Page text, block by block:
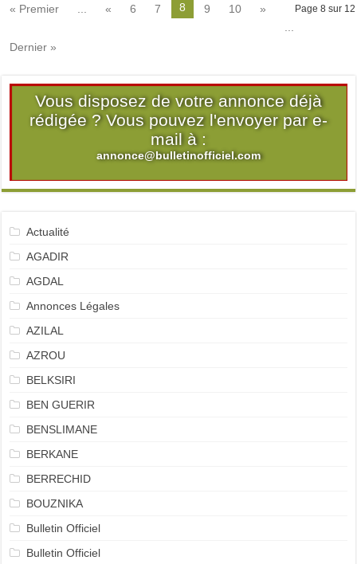
Page 8 sur 12
« Premier « 6 7 8 9 10
»
Dernier »
Vous disposez de votre annonce déjà
rédigée ? Vous pouvez l'envoyer par e-
mail à :
annonce@bulletinofficiel.com
Actualité
AGADIR
AGDAL
Annonces Légales
AZILAL
AZROU
BELKSIRI
BEN GUERIR
BENSLIMANE
BERKANE
BERRECHID
BOUZNIKA
Bulletin Officiel
Bulletin Officiel